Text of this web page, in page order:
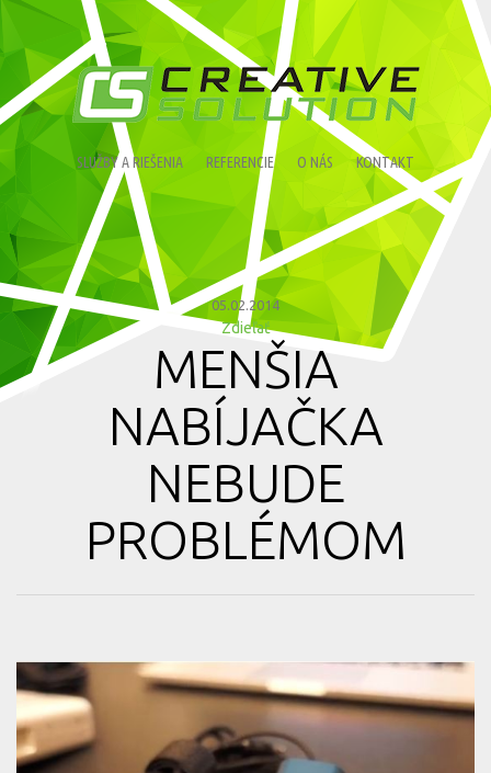
SLUŽBY A RIEŠENIA REFERENCIE O NÁS KONTAKT
05.02.2014
Zdieľať
MENŠIA
NABÍJAČKA
NEBUDE
PROBLÉMOM